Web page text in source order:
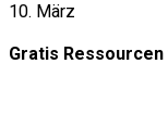
10. März
Gratis Ressourcen